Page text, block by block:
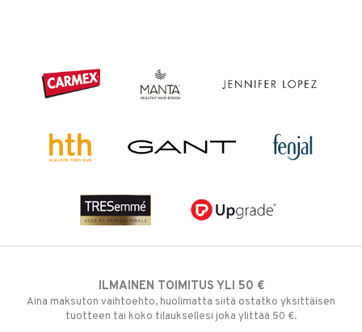
ILMAINEN TOIMITUS YLI 50 €
Aina maksuton vaihtoehto, huolimatta siitä ostatko yksittäisen
tuotteen tai koko tilauksellesi joka ylittää 50 €.